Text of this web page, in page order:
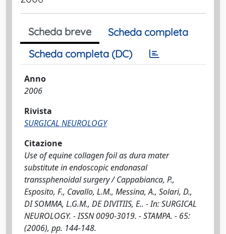
Scheda breve
Scheda completa
Scheda completa (DC)
Anno
2006
Rivista
SURGICAL NEUROLOGY
Citazione
Use of equine collagen foil as dura mater
substitute in endoscopic endonasal
transsphenoidal surgery / Cappabianca, P.,
Esposito, F., Cavallo, L.M., Messina, A., Solari, D.,
DI SOMMA, L.G.M., DE DIVITIIS, E.. - In: SURGICAL
NEUROLOGY. - ISSN 0090-3019. - STAMPA. - 65:
(2006), pp. 144-148.